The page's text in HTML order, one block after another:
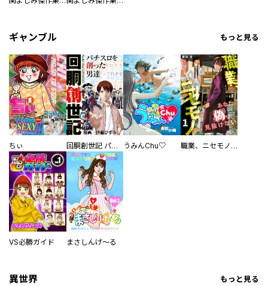
ギャンブル もっと見る
ちぃ 回胴創世記 パチスロを創った男達 うみんChu♡ 職業、ニセモノ～あなたに偽は見抜けない【電子単行本版】
VS必勝ガイド まさしんげ～る
異世界 もっと見る